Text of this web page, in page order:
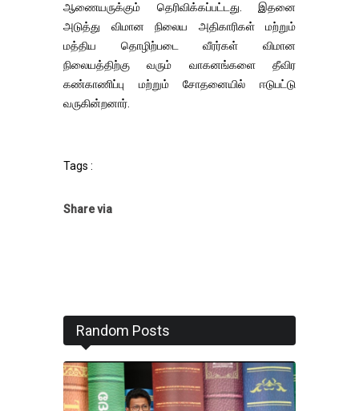
ஆணையருக்கும் தெரிவிக்கப்பட்டது. இதனை
அடுத்து விமான நிலைய அதிகாரிகள் மற்றும்
மத்திய தொழிற்படை வீரர்கள் விமான
நிலையத்திற்கு வரும் வாகனங்களை தீவிர
கண்காணிப்பு மற்றும் சோதனையில் ஈடுபட்டு
வருகின்றனார்.
Tags :
Share via
Random Posts